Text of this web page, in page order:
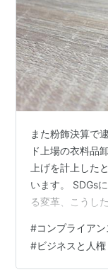
また粉飾決算で
ド上場の衣料品
上げを計上した
います。 SDGs
る変革、こうし
それを通して好
ょうが、どうに
ライアンス違反
#コンプライアン
#ビジネスと人権